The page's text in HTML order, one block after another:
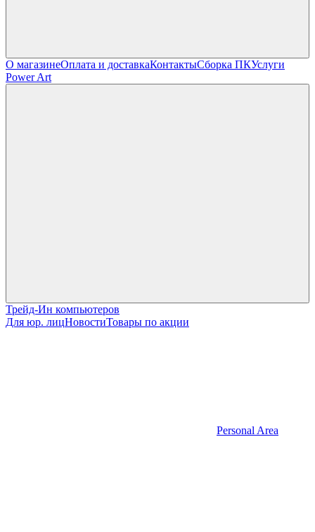
О магазинеОплата и доставкаКонтактыСборка ПКУслуги
Power Art
Трейд-Ин компьютеров
Для юр. лицНовостиТовары по акции
Personal Area